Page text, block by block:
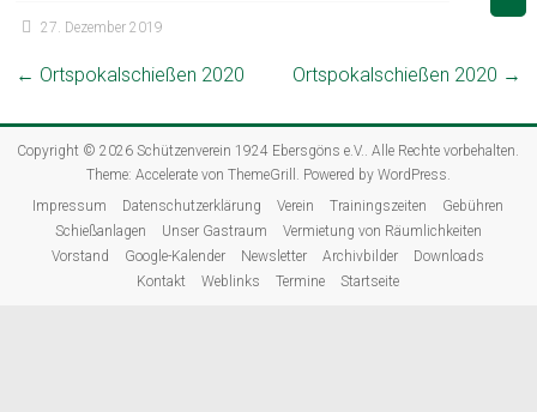
27. Dezember 2019
← Ortspokalschießen 2020 Ortspokalschießen 2020 →
Copyright © 2026Schützenverein 1924 Ebersgöns e.V.. Alle Rechte vorbehalten.
Theme: Acceleratevon ThemeGrill. Powered by WordPress.
Impressum
Datenschutzerklärung Verein Trainingszeiten
Gebühren
Schießanlagen
Unser Gastraum
Vermietung von Räumlichkeiten
Vorstand
Google-Kalender Newsletter Archivbilder
Downloads
Kontakt
Weblinks Termine Startseite